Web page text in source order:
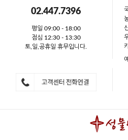
02.447.7396
평일 09:00 - 18:00
점심 12:30 - 13:30
토,일,공휴일 휴무입니다.